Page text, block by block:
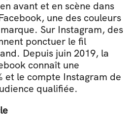
avant et en scène dans
une des couleurs
Sur Instagram, des
ponctuer le fil
Depuis juin 2019, la
connaît une
et le compte Instagram de
qualifiée.